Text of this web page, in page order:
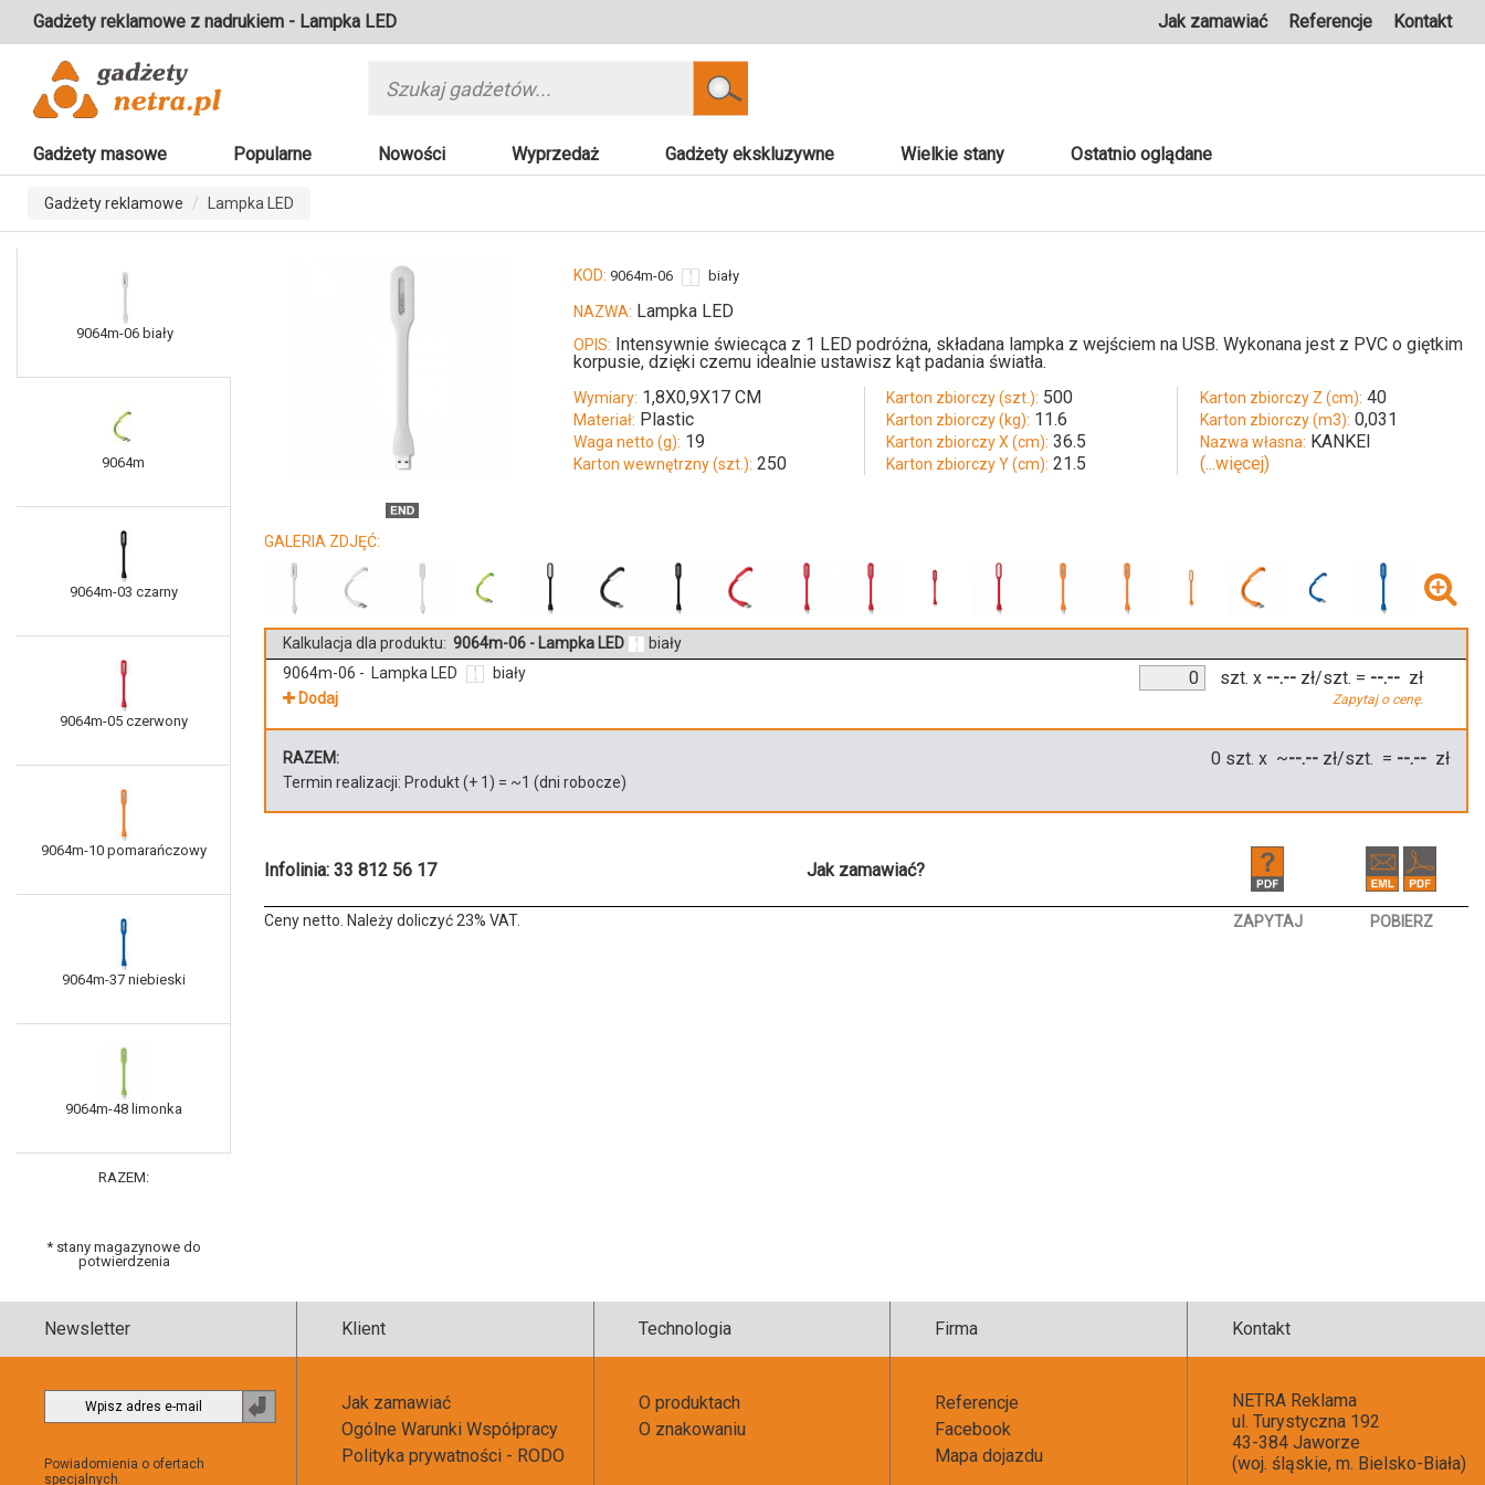
Gadżety reklamowe z nadrukiem - Lampka LED Jak zamawiać Referencje Kontakt
Szukaj
Gadżety masowe Popularne Nowości Wyprzedaż Gadżety ekskluzywne Wielkie stany Ostatnio oglądane
Gadżety reklamowe Lampka LED
9064m-06 biały
9064m
9064m-03 czarny
9064m-05 czerwony
9064m-10 pomarańczowy
9064m-37 niebieski
9064m-48 limonka
RAZEM:
* stany magazynowe do
potwierdzenia
KOD: 9064m-06 biały
NAZWA: Lampka LED
OPIS: Intensywnie świecąca z 1 LED podróżna, składana lampka z wejściem na USB. Wykonana jest z PVC o giętkim
korpusie, dzięki czemu idealnie ustawisz kąt padania światła.
Wymiary: 1,8X0,9X17 CM
Materiał: Plastic
Waga netto (g): 19
Karton wewnętrzny (szt.): 250
Karton zbiorczy (szt.): 500
Karton zbiorczy (kg): 11.6
Karton zbiorczy X (cm): 36.5
Karton zbiorczy Y (cm): 21.5
Karton zbiorczy Z (cm): 40
Karton zbiorczy (m3): 0,031
Nazwa własna: KANKEI
(...więcej)
GALERIA ZDJĘĆ:
Kalkulacja dla produktu: 9064m-06 - Lampka LED
biały
9064m-06 - Lampka LED
biały szt. x --.-- zł/szt.
Zapytaj o cenę.
= --.-- zł
Dodaj
RAZEM: 0 szt. x ~--.-- zł/szt. = --.-- zł
Termin realizacji: Produkt(+ 1 ) = ~1 (dni robocze)
Infolinia: 33 812 56 17 Jak zamawiać?
Ceny netto. Należy doliczyć 23% VAT. ZAPYTAJ POBIERZ
Newsletter
Zapisz
newslettera
Powiadomienia o ofertach
specjalnych.
Klient
Jak zamawiać
Ogólne Warunki Współpracy
Polityka prywatności - RODO
Technologia
O produktach
O znakowaniu
Firma
Referencje
Facebook
Mapa dojazdu
Kontakt
NETRA Reklama
ul. Turystyczna 192
43-384 Jaworze
(woj. śląskie, m. Bielsko-Biała)